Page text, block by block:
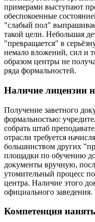
примерами выступают
обеспокоенные
"слабый пол"
такой цели. Небольшая
"превращается" в
немало вложений, сил и
образом центры не
ряда формальностей.
Наличие лицензии
Получение заветного
формальностью:
собрать штаб
отрасли требуется
большинством других
площадки по обучению
документы вручную,
утомительный процесс
центра. Наличие этого
официального заведения.
Компетенция